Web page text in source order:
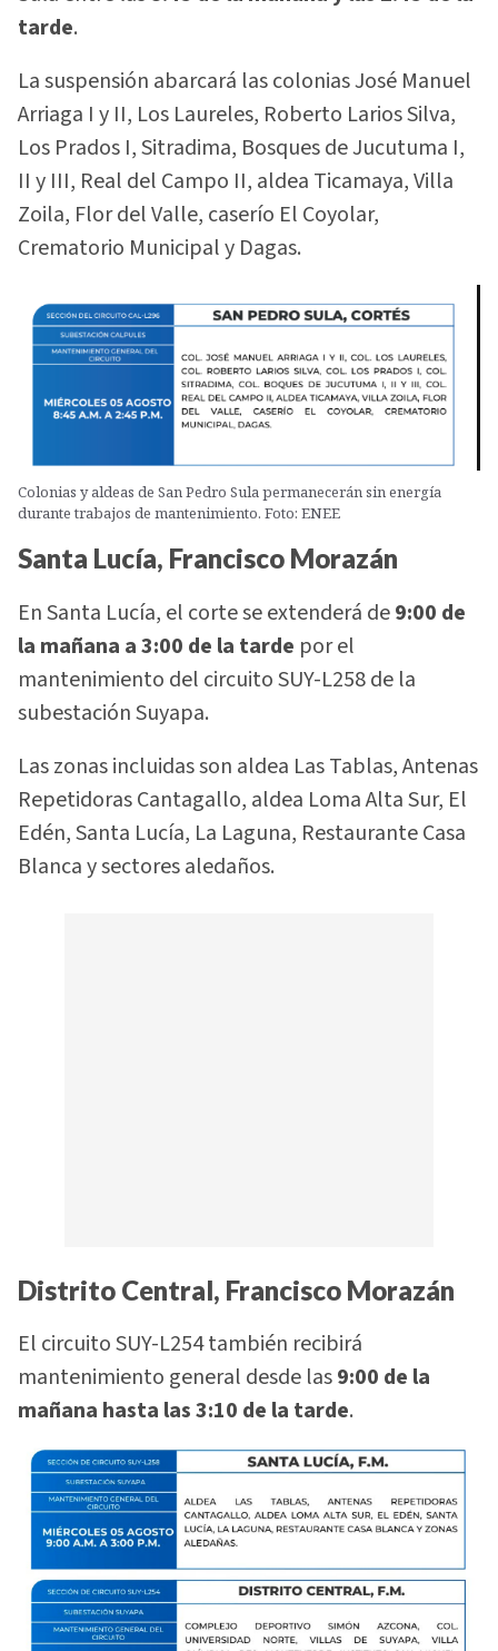
tarde.
La suspensión abarcará las colonias José Manuel
Arriaga I y II, Los Laureles, Roberto Larios Silva,
Los Prados I, Sitradima, Bosques de Jucutuma I,
II y III, Real del Campo II, aldea Ticamaya, Villa
Zoila, Flor del Valle, caserío El Coyolar,
Crematorio Municipal y Dagas.
Colonias y aldeas de San Pedro Sula permanecerán sin energía
durante trabajos de mantenimiento. Foto: ENEE
Santa Lucía, Francisco Morazán
En Santa Lucía, el corte se extenderá de9:00 de
la mañana a 3:00 de la tarde por el
mantenimiento del circuito SUY-L258 de la
subestación Suyapa.
Las zonas incluidas son aldea Las Tablas, Antenas
Repetidoras Cantagallo, aldea Loma Alta Sur, El
Edén, Santa Lucía, La Laguna, Restaurante Casa
Blanca y sectores aledaños.
Distrito Central, Francisco Morazán
El circuito SUY-L254 también recibirá
mantenimiento general desde las9:00 de la
mañana hasta las 3:10 de la tarde.